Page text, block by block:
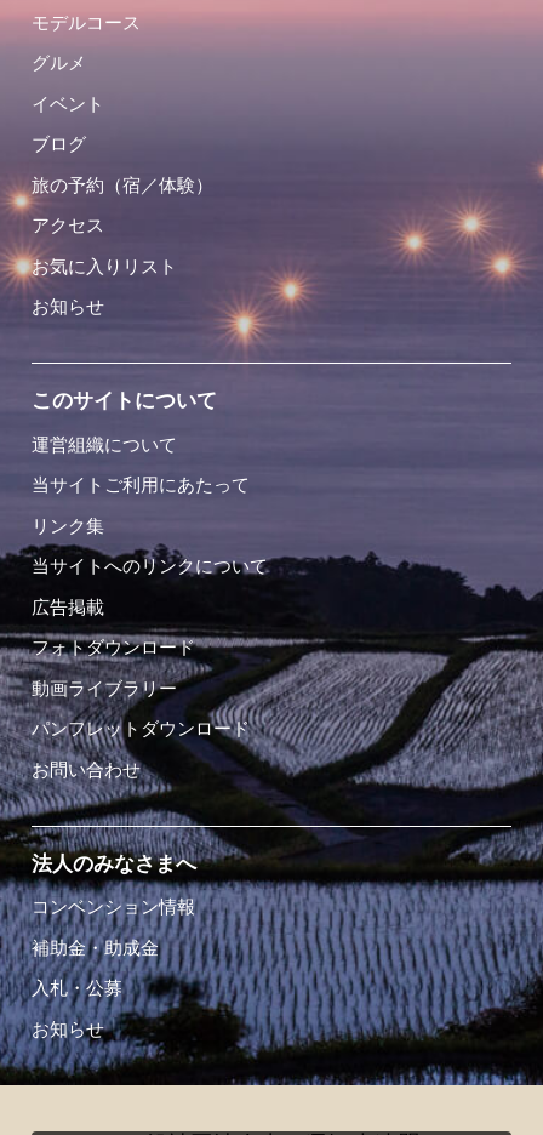
モデルコース
グルメ
イベント
ブログ
旅の予約（宿／体験）
アクセス
お気に入りリスト
お知らせ
このサイトについて
運営組織について
当サイトご利用にあたって
リンク集
当サイトへのリンクについて
広告掲載
フォトダウンロード
動画ライブラリー
パンフレットダウンロード
お問い合わせ
法人のみなさまへ
コンベンション情報
補助金・助成金
入札・公募
お知らせ